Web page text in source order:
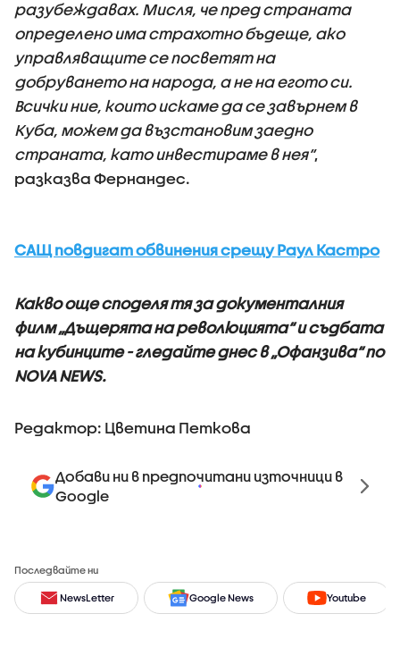
разубеждавах. Мисля, че пред страната
определено има страхотно бъдеще, ако
управляващите се посветят на
добруването на народа, а не на егото си.
Всички ние, които искаме да се завърнем в
Куба, можем да възстановим заедно
страната, като инвестираме в нея“,
разказва Фернандес.
САЩ повдигат обвинения срещу Раул Кастро
Какво още споделя тя за документалния
филм „Дъщерята на революцията“ и съдбата
на кубинците - гледайте днес в „Офанзива“ по
NOVA NEWS.
Редактор: Цветина Петкова
Добави ни в предпочитани източници в
Google
Последвайте ни
NewsLetter Google News Youtube